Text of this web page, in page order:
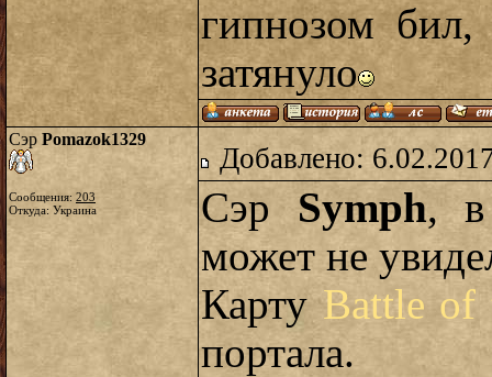
гипнозом
затянуло
Сэр Pomazok1329
Сообщения: 203
Откуда: Украина
Добавлено:
Сэр Symph, в
может не
КартуBattle of
портала.